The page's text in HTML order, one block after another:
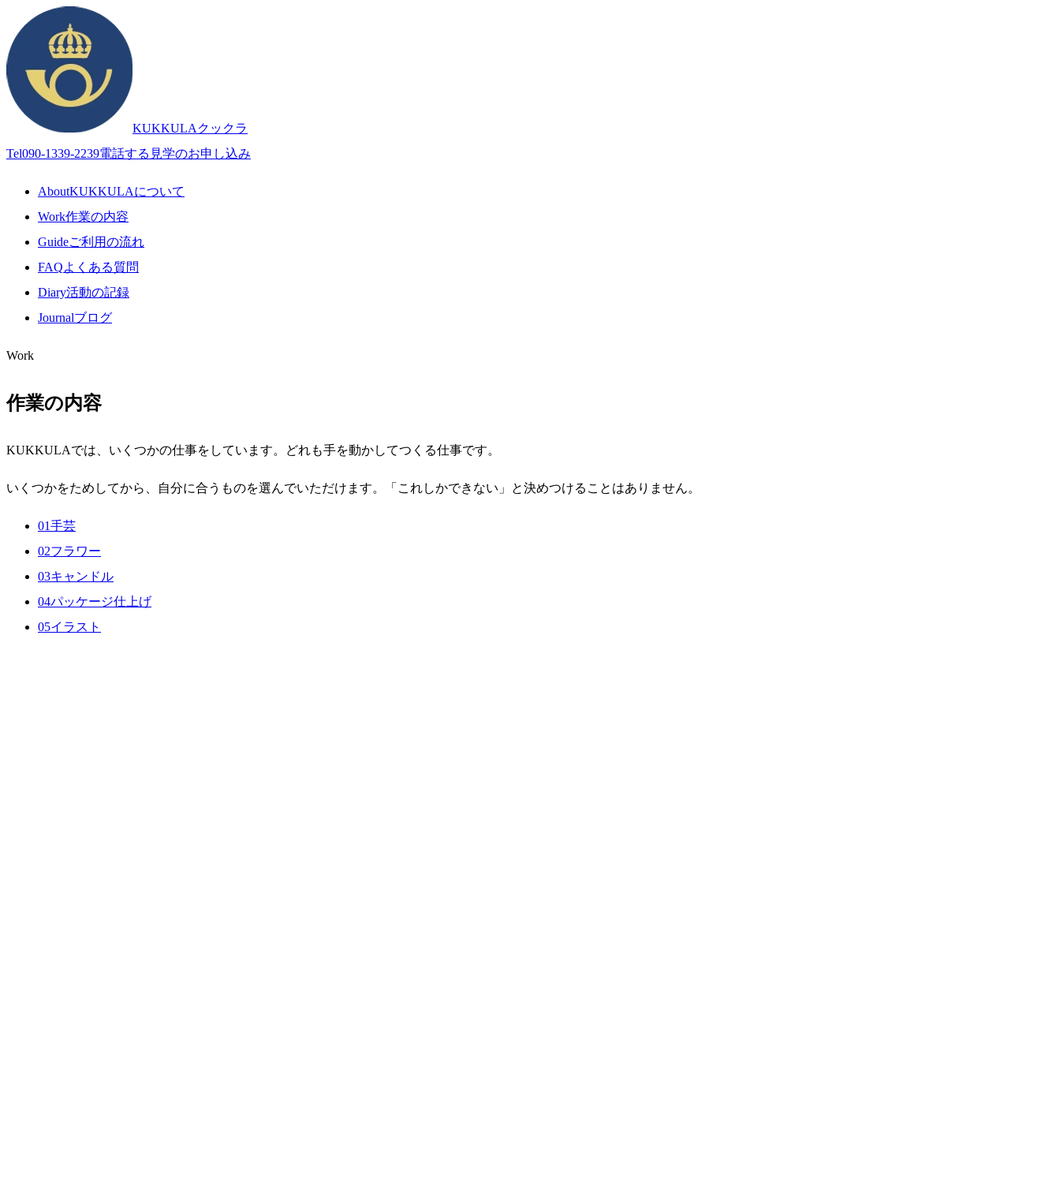
KUKKULA クックラ
Tel090-1339-2239電話する 見学のお申し込み
AboutKUKKULAについて
Work作業の内容
Guideご利用の流れ
FAQよくある質問
Diary活動の記録
Journalブログ
Work
作業の内容
KUKKULAでは、いくつかの仕事をしています。どれも手を動かしてつくる仕事です。
いくつかをためしてから、自分に合うものを選んでいただけます。「これしかできない」と決めつけることはありません。
01手芸
02フラワー
03キャンドル
04パッケージ仕上げ
05イラスト